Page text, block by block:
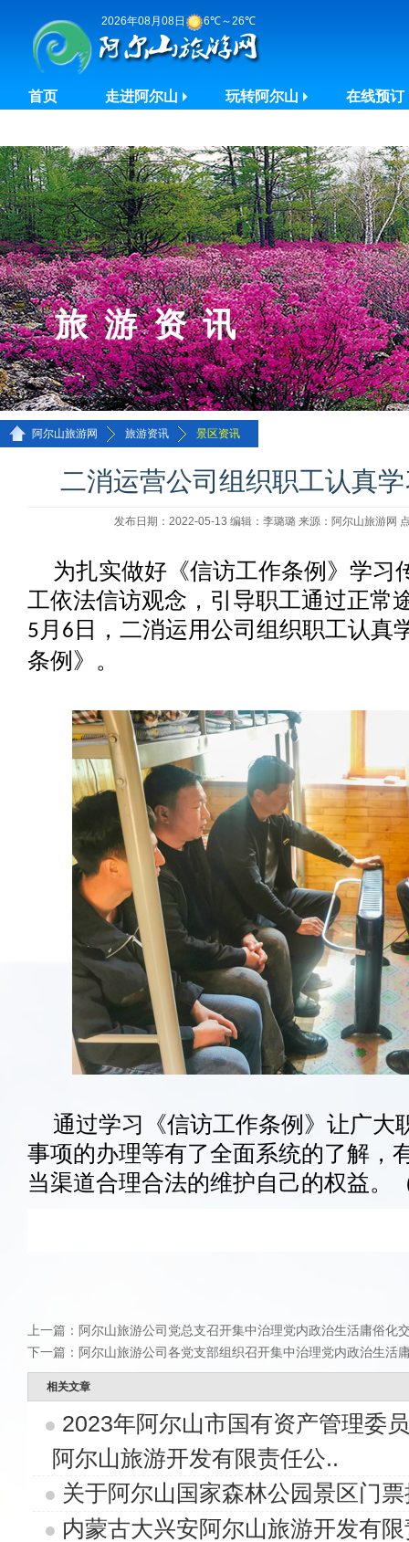
2026年08月08日 6℃～26℃
首页 走进阿尔山 玩转阿尔山 在线预订
旅游资讯
阿尔山旅游网 >> 旅游资讯 >> 景区资讯
二消运营公司组织职工认真
发布日期：2022-05-13 编辑：李璐璐 来源：阿尔山旅游网
为扎实做好《信访工作条例》学习
工依法信访观念，引导职工通过正常
5 月 6 日，二消运用公司组织职工认真
条例》。
通过学习《信访工作条例》让广大
事项的办理等有了全面系统的了解，
当渠道合理合法的维护自己的权益。
上一篇： 阿尔山旅游公司党总支召开集中治理党内政治生活庸俗化
下一篇： 阿尔山旅游公司各党支部组织召开集中治理党内政治生活
相关文章
2023年阿尔山市国有资产管理委
阿尔山旅游开发有限责任公..
关于阿尔山国家森林公园景区门
内蒙古大兴安阿尔山旅游开发有